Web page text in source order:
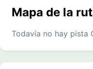
Mapa de la
Todavía no hay pista